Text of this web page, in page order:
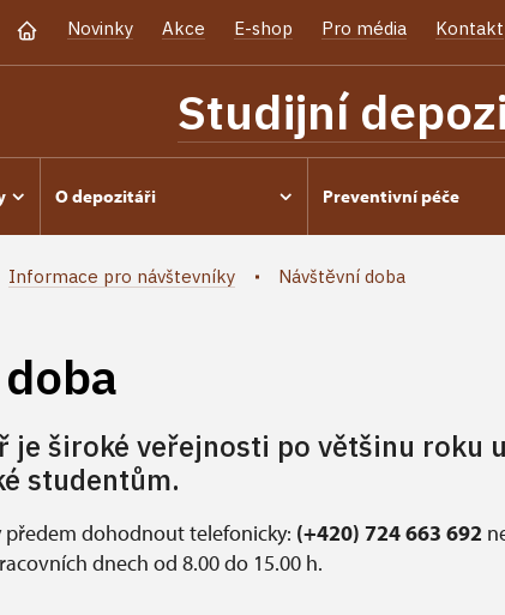
Novinky Akce E-shop Pro média Kontakt
Studijní
O depozitáři Preventivní péče
Informace pro návštevníky Návštěvní doba
široké veřejnosti po většinu roku
studentům.
předem dohodnout telefonicky: (+420) 724 663 692
dnech od 8.00 do 15.00 h.